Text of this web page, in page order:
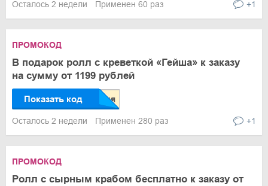
Осталось 2 недели Применен 60 раз +1
ПРОМОКОД
В подарок ролл с креветкой «Гейша» к заказу
на сумму от 1199 рублей
Показать код
Осталось 2 недели Применен 280 раз +1
ПРОМОКОД
Ролл с сырным крабом бесплатно к заказу от